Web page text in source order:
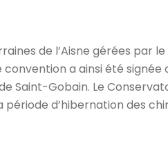
de l’Aisne gérées par
a ainsi été signée
Saint-Gobain. Le
d’hibernation des